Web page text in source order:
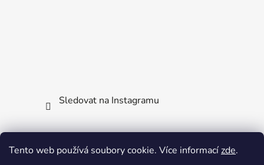
Tento web používá soubory cookie. Více informacízde.
Sledovat na Instagramu